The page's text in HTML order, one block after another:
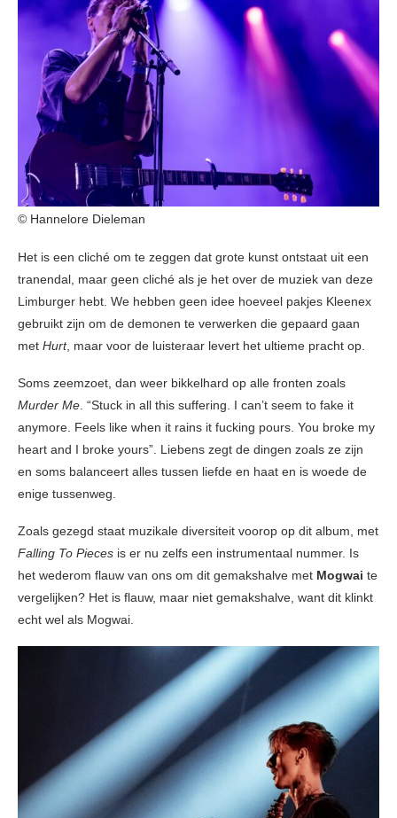
© Hannelore Dieleman
Het is een cliché om te zeggen dat grote kunst ontstaat uit een
tranendal, maar geen cliché als je het over de muziek van deze
Limburger hebt. We hebben geen idee hoeveel pakjes Kleenex
gebruikt zijn om de demonen te verwerken die gepaard gaan
met Hurt, maar voor de luisteraar levert het ultieme pracht op.
Soms zeemzoet, dan weer bikkelhard op alle fronten zoals
Murder Me . “Stuck in all this suffering. I can’t seem to fake it
anymore. Feels like when it rains it fucking pours. You broke my
heart and I broke yours”. Liebens zegt de dingen zoals ze zijn
en soms balanceert alles tussen liefde en haat en is woede de
enige tussenweg.
Zoals gezegd staat muzikale diversiteit voorop op dit album, met
Falling To Pieces is er nu zelfs een instrumentaal nummer. Is
het wederom flauw van ons om dit gemakshalve met Mogwai te
vergelijken? Het is flauw, maar niet gemakshalve, want dit klinkt
echt wel als Mogwai.